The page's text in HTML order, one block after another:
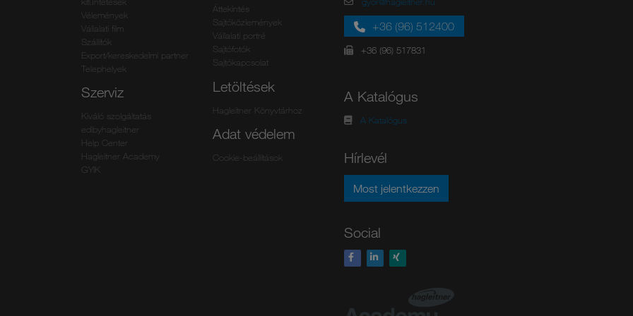
Vélemények
Vállalati film
Szállítók
Export/kereskedelmi partner
Telephelyek
Szerviz
Kiváló szolgáltatás
edibyhagleitner
Help Center
Hagleitner Academy
GYIK
Áttekintés
Sajtóközlemények
Vállalati portré
Sajtófotók
Sajtókapcsolat
Letöltések
Hagleitner Könyvtárhoz
Adat védelem
Cookie-beállítások
+36 (96) 512400
+36 (96) 517831
A Katalógus
A Katalógus
Hírlevél
Most jelentkezzen
Social